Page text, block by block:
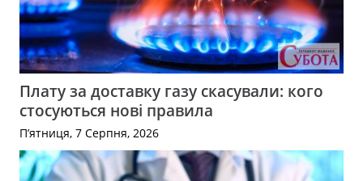
Плату за доставку газу скасували: кого
стосуються нові правила
П’ятниця, 7 Серпня, 2026